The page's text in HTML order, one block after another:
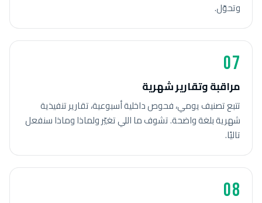
وتحوّل.
07
مراقبة وتقارير شهرية
تتبع تصنيف يومي، فحوص داخلية أسبوعية، تقارير تنفيذية
شهرية بلغة واضحة. تشوف ما اللي تغيّر ولماذا وماذا سنفعل
تاليًا.
08